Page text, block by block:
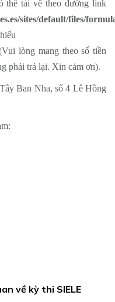
thể tải về theo đường link
sites/default/files/
lòng mang theo số tiền
phải trả lại. Xin cảm ơn).
Ban Nha, số 4 Lê Hồng
về kỳ thi SIELE